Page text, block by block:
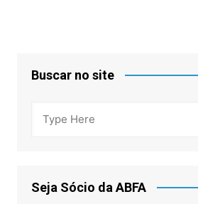
Buscar no site
Seja Sócio da ABFA